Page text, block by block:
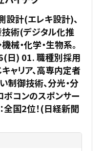
計(エレキ設計)、
技術(デジタル化推
化学・生物系。
日) 01. 職種別採用
ャリア、高専内定者
御技術、分光・分
コンのスポンサー
国2位！(日経新聞